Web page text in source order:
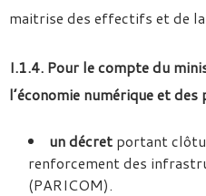
maitrise des effectifs et de la
I.1.4. Pour le compte du
l’économie numérique et des
un décret portant
renforcement des
(PARICOM).